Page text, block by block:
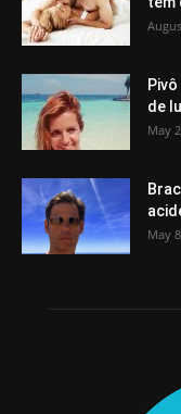
de
May
May